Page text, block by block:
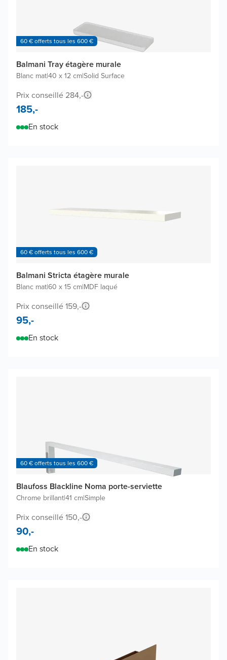
60 € offerts tous les 600 €
Balmani Tray étagère murale
Blanc mat|40 x 12 cm|Solid Surface
Prix conseillé 284,-
185,-
En stock
60 € offerts tous les 600 €
Balmani Stricta étagère murale
Blanc mat|60 x 15 cm|MDF laqué
Prix conseillé 159,-
95,-
En stock
60 € offerts tous les 600 €
Blaufoss Blackline Noma porte-serviette
Chrome brillant|41 cm|Simple
Prix conseillé 150,-
90,-
En stock